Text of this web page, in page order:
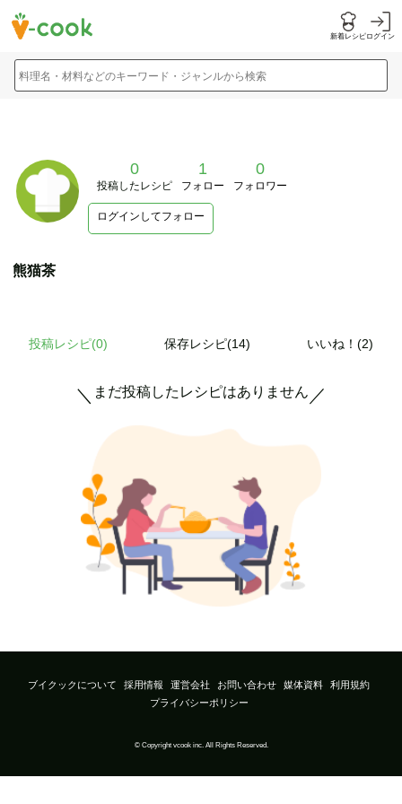
新着レシピログイン
料理名・材料などのキーワード・ジャンルから検索
0
投稿したレシピ
1
フォロー
0
フォロワー
ログインしてフォロー
熊猫茶
投稿レシピ(0) 保存レシピ(14) いいね！(2)
＼ まだ投稿したレシピはありません ／
ブイクックについて 採用情報 運営会社 お問い合わせ 媒体資料
利用規約
プライバシーポリシー
© Copyright vcook inc. All Rights Reserved.